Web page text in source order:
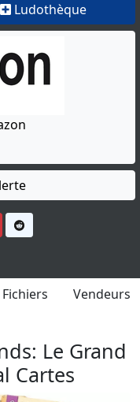
Ludothèque
sur Twitter
Partager sur Pinterest
Fichiers Vendeurs
Le Grand
Cartes